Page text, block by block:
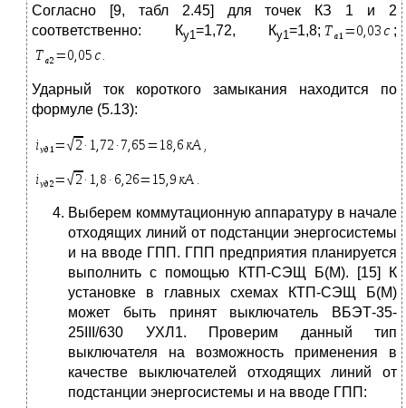
Согласно [9, табл 2.45] для точек КЗ 1 и 2
соответственно: Ку1 =1,72, Ку1 =1,8; ;
Ударный ток короткого замыкания находится по
формуле (5.13):
Выберем коммутационную аппаратуру в начале
отходящих линий от подстанции энергосистемы
и на вводе ГПП. ГПП предприятия планируется
выполнить с помощью КТП-СЭЩ Б(М). [15] К
установке в главных схемах КТП-СЭЩ Б(М)
может быть принят выключатель ВБЭТ-35-
25III/630 УХЛ1. Проверим данный тип
выключателя на возможность применения в
качестве выключателей отходящих линий от
подстанции энергосистемы и на вводе ГПП: